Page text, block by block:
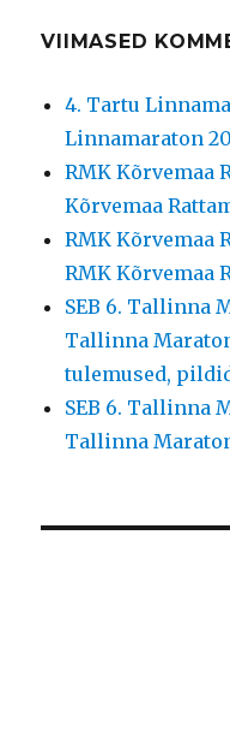
VIIMASED
4. Tartu
Linnamaraton
RMK Kõrvemaa
Kõrvemaa
RMK Kõrvemaa
RMK Kõrvemaa
SEB 6. Tallinna
Tallinna
tulemused,
SEB 6. Tallinna
Tallinna